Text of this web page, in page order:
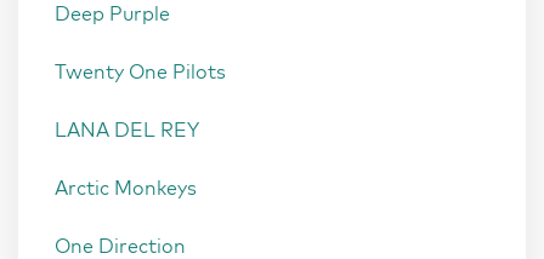
Deep Purple
Twenty One Pilots
LANA DEL REY
Arctic Monkeys
One Direction